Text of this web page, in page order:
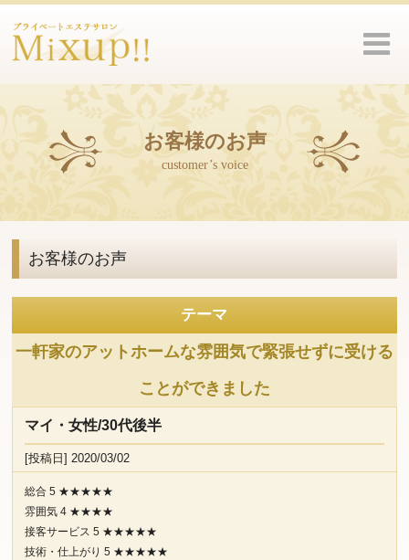
お客様のお声
customer’s voice
お客様のお声
テーマ
一軒家のアットホームな雰囲気で緊張せずに受ける
ことができました
マイ・女性/30代後半
[投稿日] 2020/03/02
総合 5 ★★★★★
雰囲気 4 ★★★★
接客サービス 5 ★★★★★
技術・仕上がり 5 ★★★★★